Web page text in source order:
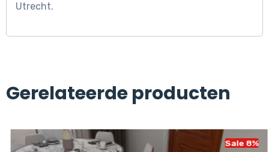
Utrecht.
Gerelateerde producten
Sale 8%